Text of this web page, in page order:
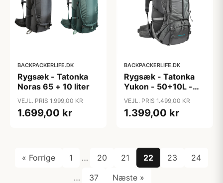
BACKPACKERLIFE.DK
Rygsæk - Tatonka
Noras 65 + 10 liter
VEJL. PRIS 1.999,00 KR
1.699,00 kr
BACKPACKERLIFE.DK
Rygsæk - Tatonka
Yukon - 50+10L -
Unisex
VEJL. PRIS 1.499,00 KR
1.399,00 kr
« Forrige 1 … 20 21 22 23
24
…
37 Næste »